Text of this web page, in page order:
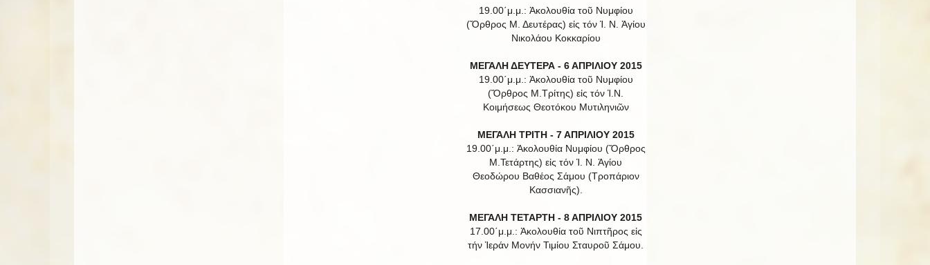
19.00΄μ.μ.: Ἀκολουθία τοῦ Νυμφίου
(Ὄρθρος Μ. Δευτέρας) εἰς τόν Ἱ. Ν. Ἁγίου
Νικολάου Κοκκαρίου
ΜΕΓΑΛΗ ΔΕΥΤΕΡΑ - 6 ΑΠΡΙΛΙΟΥ 2015
19.00΄μ.μ.: Ἀκολουθία τοῦ Νυμφίου
(Ὄρθρος Μ.Τρίτης) εἰς τόν Ἱ.Ν.
Κοιμήσεως Θεοτόκου Μυτιληνιῶν
ΜΕΓΑΛΗ ΤΡΙΤΗ - 7 ΑΠΡΙΛΙΟΥ 2015
19.00΄μ.μ.: Ἀκολουθία Νυμφίου (Ὄρθρος
Μ.Τετάρτης) εἰς τόν Ἱ. Ν. Ἁγίου
Θεοδώρου Βαθέος Σάμου (Τροπάριον
Κασσιανῆς).
ΜΕΓΑΛΗ ΤΕΤΑΡΤΗ - 8 ΑΠΡΙΛΙΟΥ 2015
17.00΄μ.μ.: Ἀκολουθία τοῦ Νιπτῆρος εἰς
τήν Ἱεράν Μονήν Τιμίου Σταυροῦ Σάμου.